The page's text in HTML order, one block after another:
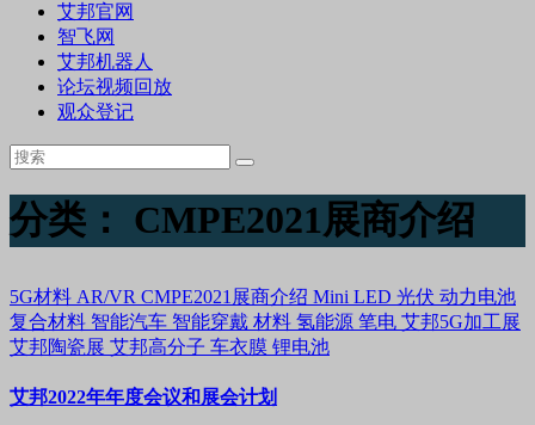
艾邦官网
智飞网
艾邦机器人
论坛视频回放
观众登记
分类： CMPE2021展商介绍
5G材料 AR/VR CMPE2021展商介绍 Mini LED 光伏 动力电池
复合材料 智能汽车 智能穿戴 材料 氢能源 笔电 艾邦5G加工展
艾邦陶瓷展 艾邦高分子 车衣膜 锂电池
艾邦2022年年度会议和展会计划